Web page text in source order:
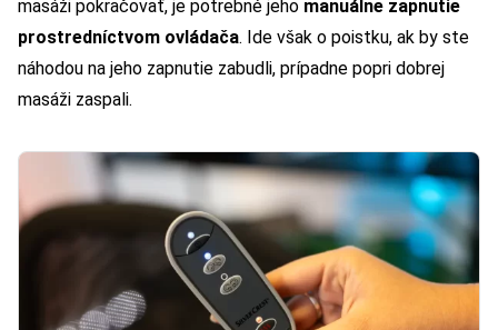
masáži pokračovať, je potrebné jeho manuálne zapnutie
prostredníctvom ovládača. Ide však o poistku, ak by ste
náhodou na jeho zapnutie zabudli, prípadne popri dobrej
masáži zaspali.